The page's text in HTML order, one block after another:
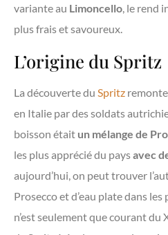
variante au Limoncello, le rend
plus frais et savoureux.
L’origine du Spritz
La découverte du Spritz
en Italie par des soldats
boisson était un mélange de
les plus apprécié du paysavec
aujourd’hui, on peut trouver
Prosecco et d’eau plate dans les
n’est seulement que courant du